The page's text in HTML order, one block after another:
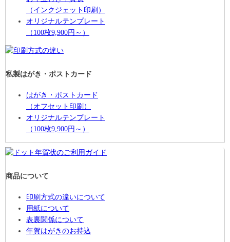
（インクジェット印刷）
オリジナルテンプレート
（100枚9,900円～）
私製はがき・ポストカード
はがき・ポストカード
（オフセット印刷）
オリジナルテンプレート
（100枚9,900円～）
商品について
印刷方式の違いについて
用紙について
表裏関係について
年賀はがきのお持込